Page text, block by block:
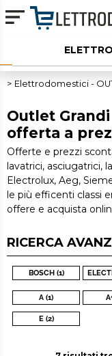
Elettrodomestici -
Outlet
offerta a
Offerte e prezzi
lavatrici, asciugatrici,
Electrolux, Aeg,
le più efficenti classi
offere e acquista
RICERCA
BOSCH (1)
A (1)
E (2)